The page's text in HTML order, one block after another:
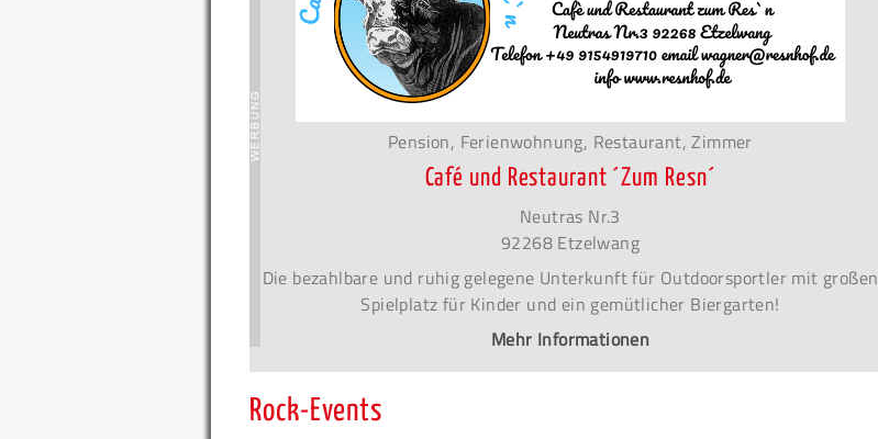
Pension, Ferienwohnung, Restaurant, Zimmer
Café und Restaurant ´Zum Resn´
Neutras Nr.3
92268 Etzelwang
Die bezahlbare und ruhig gelegene Unterkunft für Outdoorsportler mit großen
Spielplatz für Kinder und ein gemütlicher Biergarten!
Mehr Informationen
Rock-Events